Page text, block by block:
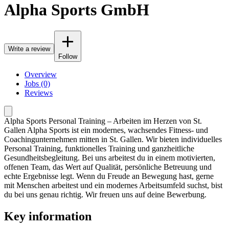
Alpha Sports GmbH
Write a review
Follow
Overview
Jobs (0)
Reviews
Alpha Sports Personal Training – Arbeiten im Herzen von St.
Gallen Alpha Sports ist ein modernes, wachsendes Fitness- und
Coachingunternehmen mitten in St. Gallen. Wir bieten individuelles
Personal Training, funktionelles Training und ganzheitliche
Gesundheitsbegleitung. Bei uns arbeitest du in einem motivierten,
offenen Team, das Wert auf Qualität, persönliche Betreuung und
echte Ergebnisse legt. Wenn du Freude an Bewegung hast, gerne
mit Menschen arbeitest und ein modernes Arbeitsumfeld suchst, bist
du bei uns genau richtig. Wir freuen uns auf deine Bewerbung.
Key information